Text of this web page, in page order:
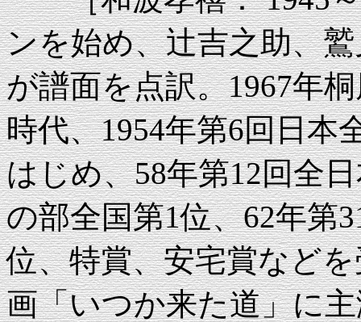
ンを始め、辻吉之助、
が譜面を点訳。1967年
時代、1954年第6回日本
はじめ、58年第12回全
の部全国第1位、62年第
位、特賞、安宅賞など
画「いつか来た道」に